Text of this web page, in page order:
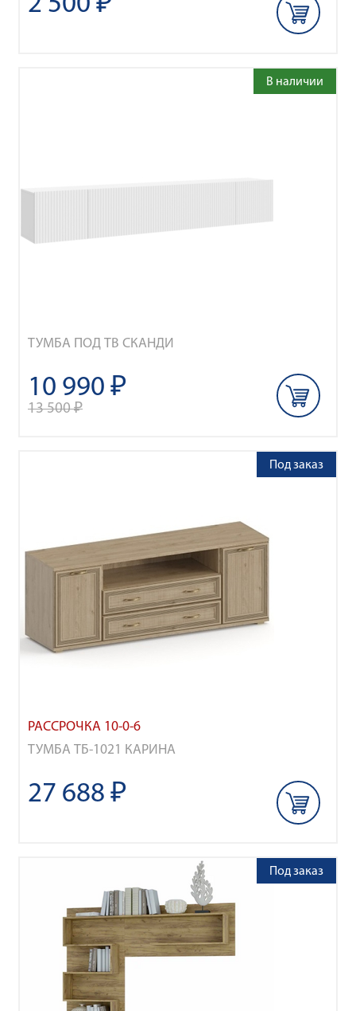
ТУМБА ПОД ТВ СКАНДИ
В наличии
10 990 ₽
13 500 ₽
РАССРОЧКА 10-0-6
ТУМБА ТБ-1021 КАРИНА
Под заказ
27 688 ₽
Под заказ